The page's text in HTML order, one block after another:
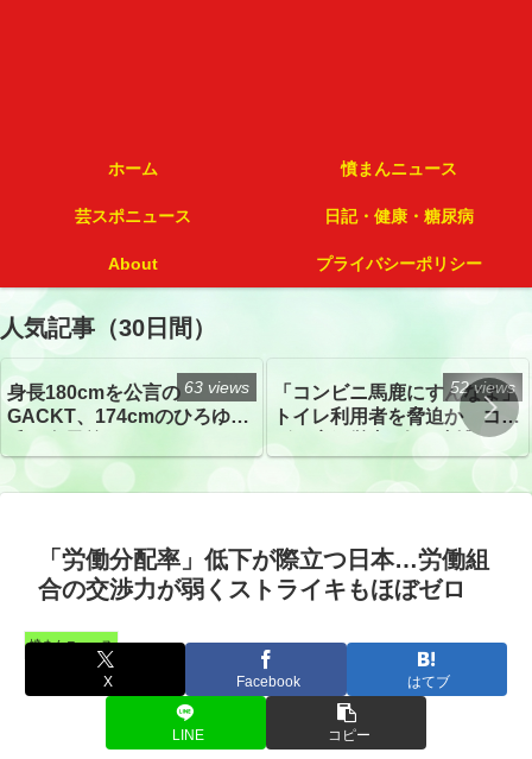
ホーム 憤まんニュース
芸スポニュース 日記・健康・糖尿病
About プライバシーポリシー
人気記事（30日間）
身長180cmを公言の
GACKT、174cmのひろゆき
トざわつき イベントでの写
真が話題
63 views
「コンビニ馬鹿にすんなよ」
トイレ利用者を脅迫か コン
52 views
「労働分配率」低下が際立つ日本…労働組
合の交渉力が弱くストライキもほぼゼロ
憤まんニュース
X Facebook はてブ
LINE コピー